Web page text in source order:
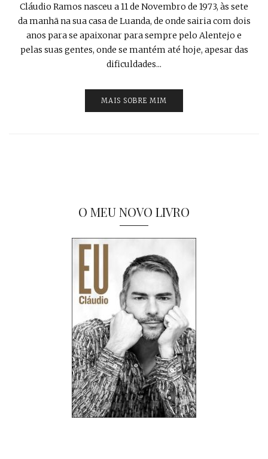
Cláudio Ramos nasceu a 11 de Novembro de 1973, às sete
da manhã na sua casa de Luanda, de onde sairia com dois
anos para se apaixonar para sempre pelo Alentejo e
pelas suas gentes, onde se mantém até hoje, apesar das
dificuldades...
MAIS SOBRE MIM
O MEU NOVO LIVRO